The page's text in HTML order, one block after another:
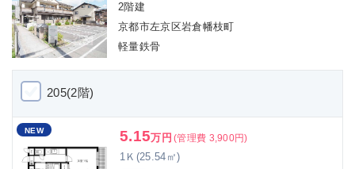
2階建
京都市左京区岩倉幡枝町
軽量鉄骨
205(2階)
NEW 5.15万円 (管理費 3,900円)
1Ｋ(25.54㎡)